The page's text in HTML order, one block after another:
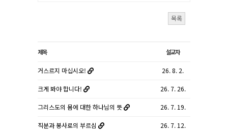
목록
제목 설교자
거스르지 마십시오! 26. 8. 2.
크게 봐야 합니다! 26. 7. 26.
그리스도의 몸에 대한 하나님의 뜻 26. 7. 19.
직분과 봉사로의 부르심 26. 7. 12.